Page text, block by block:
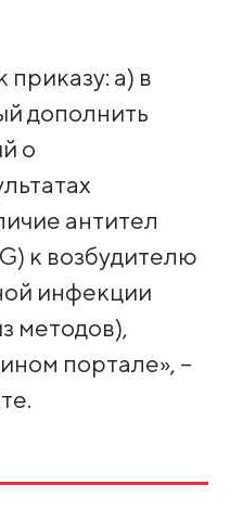
а) в
дополнить
о
антител
к возбудителю
инфекции
методов),
портале», –